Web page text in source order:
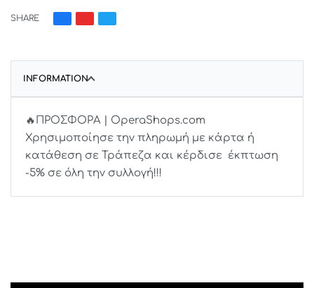
SHARE
INFORMATION
🔥ΠΡΟΣΦΟΡΑ | OperaShops.com
Χρησιμοποίησε την πληρωμή με κάρτα ή
κατάθεση σε Τράπεζα και κέρδισε έκπτωση
-5% σε όλη την συλλογή!!!